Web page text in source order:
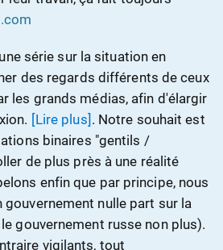
série sur la situation en
des regards différents de ceux
les grands médias, afin d'élargir
[Lire plus] . Notre souhait est
binaires "gentils /
de plus près à une réalité
enfin que par principe, nous
gouvernement nulle part sur la
gouvernement russe non plus).
vigilants, tout